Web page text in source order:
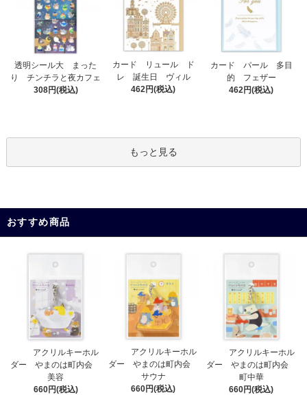
透明シール大 まった
り チンチラと夜カフェ
308円(税込)
カード リュール ド
レ 誕生日 ヴィル
462円(税込)
カード パール 多目
的 フェザー
462円(税込)
もっと見る
おすすめ商品
アクリルキーホル
ダー やまのは町内会
美容
660円(税込)
アクリルキーホル
ダー やまのは町内会
サウナ
660円(税込)
アクリルキーホル
ダー やまのは町内会
町中華
660円(税込)